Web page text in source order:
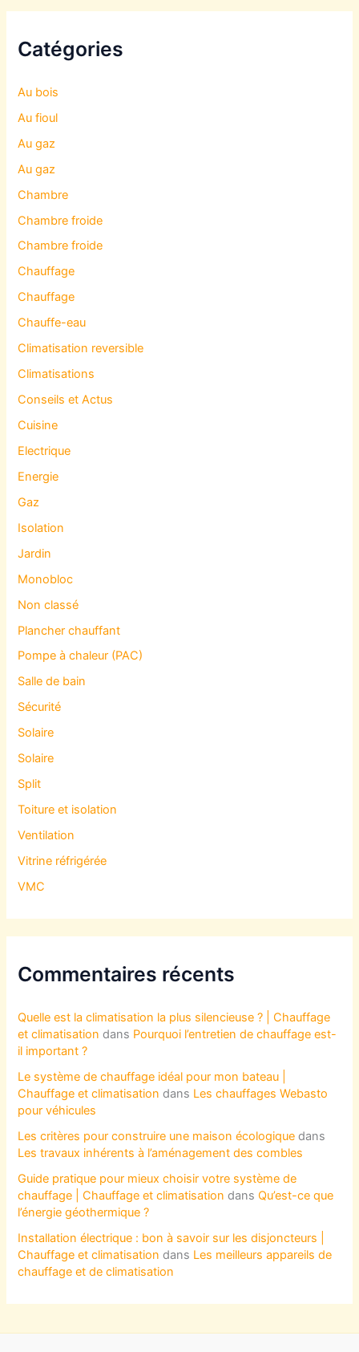
Catégories
Au bois
Au fioul
Au gaz
Au gaz
Chambre
Chambre froide
Chambre froide
Chauffage
Chauffage
Chauffe-eau
Climatisation reversible
Climatisations
Conseils et Actus
Cuisine
Electrique
Energie
Gaz
Isolation
Jardin
Monobloc
Non classé
Plancher chauffant
Pompe à chaleur (PAC)
Salle de bain
Sécurité
Solaire
Solaire
Split
Toiture et isolation
Ventilation
Vitrine réfrigérée
VMC
Commentaires récents
Quelle est la climatisation la plus silencieuse ? | Chauffage
et climatisation dans Pourquoi l’entretien de chauffage est-
il important ?
Le système de chauffage idéal pour mon bateau |
Chauffage et climatisation dans Les chauffages Webasto
pour véhicules
Les critères pour construire une maison écologique dans
Les travaux inhérents à l’aménagement des combles
Guide pratique pour mieux choisir votre système de
chauffage | Chauffage et climatisation dansQu’est-ce que
l’énergie géothermique ?
Installation électrique : bon à savoir sur les disjoncteurs |
Chauffage et climatisation dans Les meilleurs appareils de
chauffage et de climatisation